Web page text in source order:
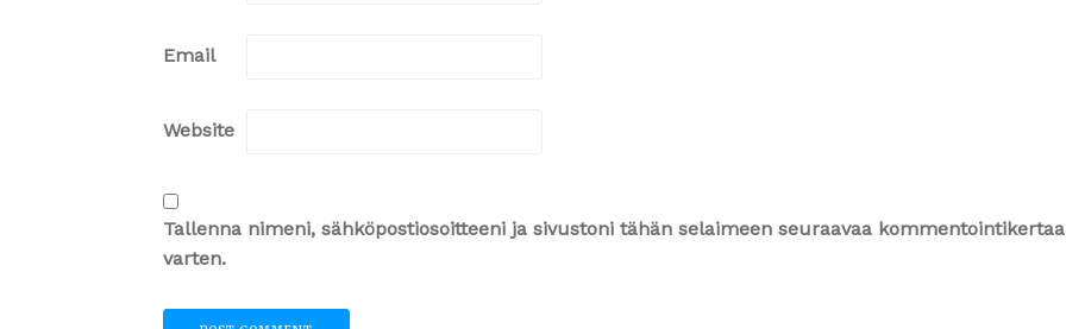
Email
Website
Tallenna nimeni, sähköpostiosoitteeni ja sivustoni tähän selaimeen seuraavaa kommentointikertaa
varten.